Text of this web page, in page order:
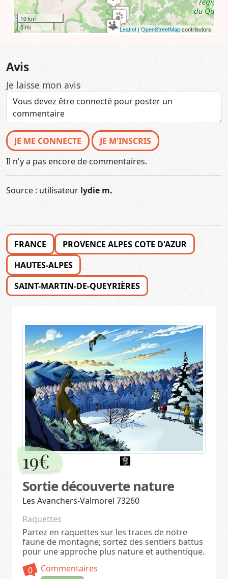
10 km
5 mi
Leaflet|OpenStreetMapcontributors
Avis
Je laisse mon avis
JE ME CONNECTE
JE M'INSCRIS
Il n'y a pas encore de commentaires.
Source : utilisateur lydie m.
FRANCE
PROVENCE ALPES COTE D'AZUR
HAUTES-ALPES
SAINT-MARTIN-DE-QUEYRIÈRES
19€
Sortie découverte nature
Les Avanchers-Valmorel 73260
Raquettes
Partez en raquettes sur les traces de notre
faune de montagne; sortez des sentiers battus
pour une approche plus nature et authentique.
0
Commentaires